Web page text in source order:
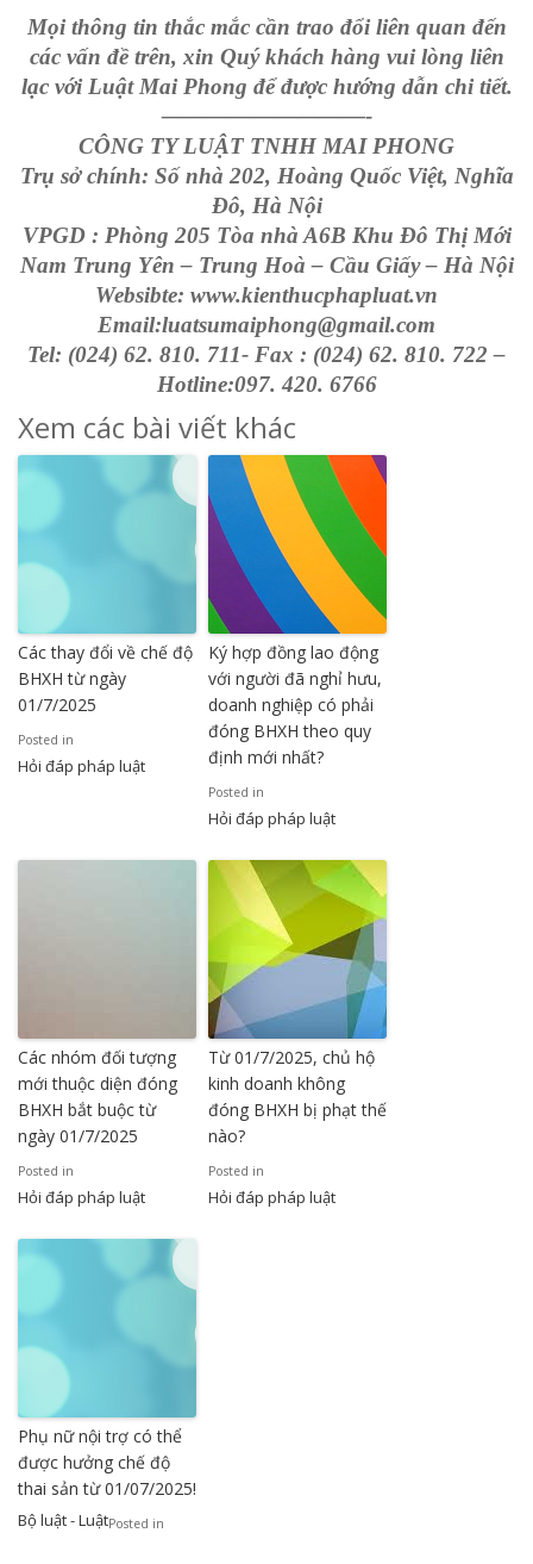
Mọi thông tin thắc mắc cần trao đổi liên quan đến
các vấn đề trên, xin Quý khách hàng vui lòng liên
lạc với Luật Mai Phong để được hướng dẫn chi tiết.
—————————-
CÔNG TY LUẬT TNHH MAI PHONG
Trụ sở chính: Số nhà 202, Hoàng Quốc Việt, Nghĩa
Đô, Hà Nội
VPGD : Phòng 205 Tòa nhà A6B Khu Đô Thị Mới
Nam Trung Yên – Trung Hoà – Cầu Giấy – Hà Nội
Websibte: www.kienthucphapluat.vn
Email:luatsumaiphong@gmail.com
Tel: (024) 62. 810. 711- Fax : (024) 62. 810. 722 –
Hotline:097. 420. 6766
Xem các bài viết khác
Các thay đổi về chế độ
BHXH từ ngày
01/7/2025
Posted in
Hỏi đáp pháp luật
Ký hợp đồng lao động
với người đã nghỉ hưu,
doanh nghiệp có phải
đóng BHXH theo quy
định mới nhất?
Posted in
Hỏi đáp pháp luật
Các nhóm đối tượng
mới thuộc diện đóng
BHXH bắt buộc từ
ngày 01/7/2025
Posted in
Hỏi đáp pháp luật
Từ 01/7/2025, chủ hộ
kinh doanh không
đóng BHXH bị phạt thế
nào?
Posted in
Hỏi đáp pháp luật
Phụ nữ nội trợ có thể
được hưởng chế độ
thai sản từ 01/07/2025!
Posted in
Bộ luật - Luật